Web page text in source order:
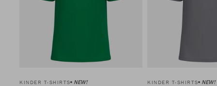
KINDER T-SHIRTS NEW! KINDER T-SHIRTS NEW!